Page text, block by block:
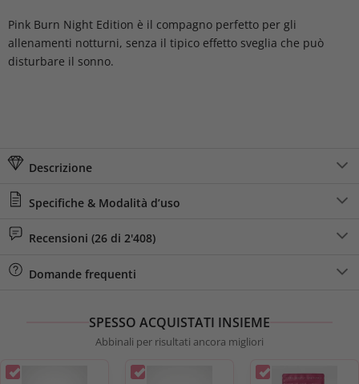
Pink Burn Night Edition è il compagno perfetto per gli
allenamenti notturni, senza il tipico effetto sveglia che può
disturbare il sonno.
Descrizione
Specifiche & Modalità d’uso
Recensioni (26 di 2'408)
Domande frequenti
SPESSO ACQUISTATI INSIEME
Abbinali per risultati ancora migliori